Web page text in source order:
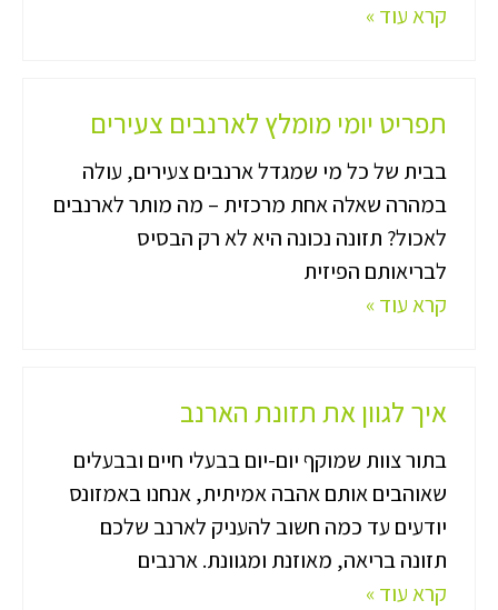
קרא עוד »
תפריט יומי מומלץ לארנבים צעירים
בבית של כל מי שמגדל ארנבים צעירים, עולה
במהרה שאלה אחת מרכזית – מה מותר לארנבים
לאכול? תזונה נכונה היא לא רק הבסיס
לבריאותם הפיזית
קרא עוד »
איך לגוון את תזונת הארנב
בתור צוות שמוקף יום-יום בבעלי חיים ובבעלים
שאוהבים אותם אהבה אמיתית, אנחנו באמזונס
יודעים עד כמה חשוב להעניק לארנב שלכם
תזונה בריאה, מאוזנת ומגוונת. ארנבים
קרא עוד »